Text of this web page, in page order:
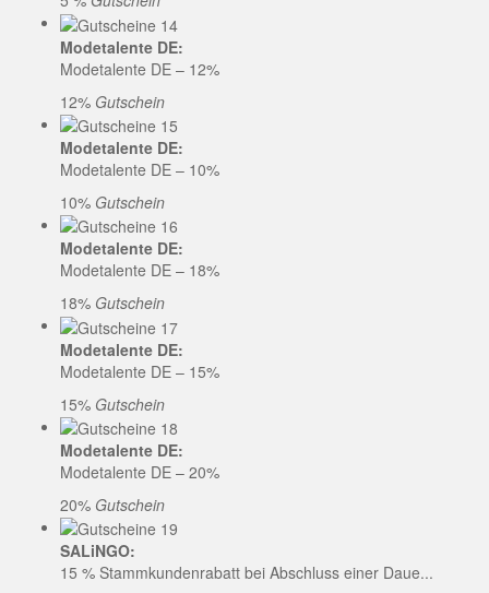
Modetalente DE:
Modetalente DE – 12%
12% Gutschein
Modetalente DE:
Modetalente DE – 10%
10% Gutschein
Modetalente DE:
Modetalente DE – 18%
18% Gutschein
Modetalente DE:
Modetalente DE – 15%
15% Gutschein
Modetalente DE:
Modetalente DE – 20%
20% Gutschein
SALiNGO:
15 % Stammkundenrabatt bei Abschluss einer Daue...